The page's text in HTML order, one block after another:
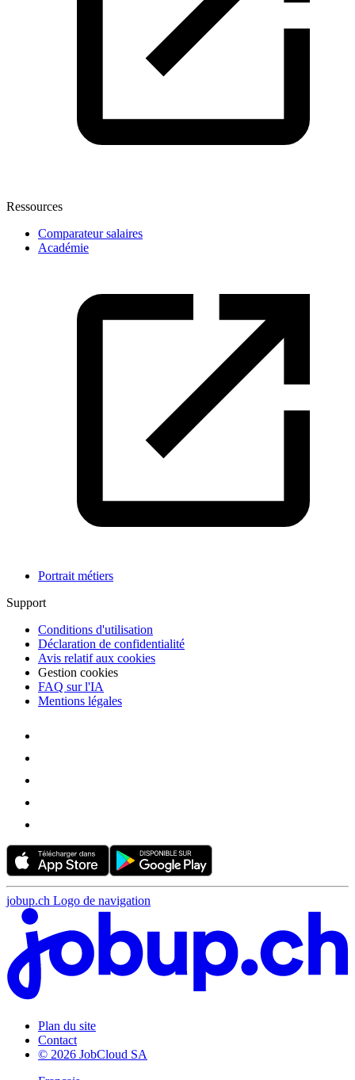
Ressources
Comparateur salaires
Académie
Portrait métiers
Support
Conditions d'utilisation
Déclaration de confidentialité
Avis relatif aux cookies
Gestion cookies
FAQ sur l'IA
Mentions légales
jobup.ch Logo de navigation
Plan du site
Contact
© 2026 JobCloud SA